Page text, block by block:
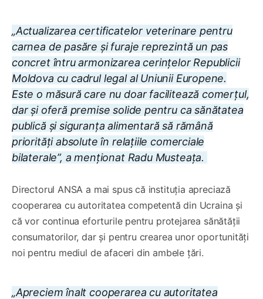
„Actualizarea certificatelor veterinare pentru
carnea de pasăre și furaje reprezintă un pas
concret întru armonizarea cerințelor Republicii
Moldova cu cadrul legal al Uniunii Europene.
Este o măsură care nu doar facilitează comerțul,
dar și oferă premise solide pentru ca sănătatea
publică și siguranța alimentară să rămână
priorități absolute în relațiile comerciale
bilaterale”, a menționat Radu Musteața.
Directorul ANSA a mai spus că instituția apreciază
cooperarea cu autoritatea competentă din Ucraina și
că vor continua eforturile pentru protejarea sănătății
consumatorilor, dar și pentru crearea unor oportunități
noi pentru mediul de afaceri din ambele țări.
„Apreciem înalt cooperarea cu autoritatea